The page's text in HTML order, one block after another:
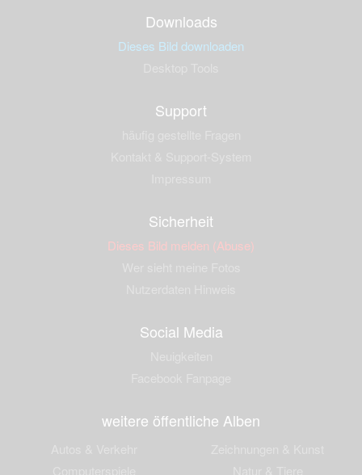
Downloads
Dieses Bild downloaden
Support
Sicherheit
Dieses Bild melden (Abuse)
Social Media
weitere öffentliche Alben